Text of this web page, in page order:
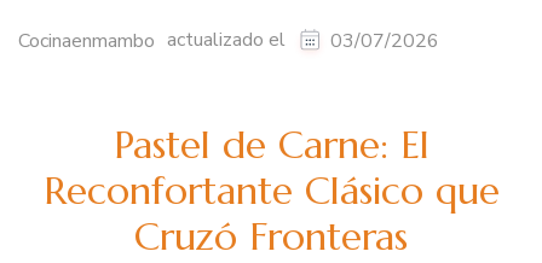
Cocinaenmambo actualizado el 03/07/2026
Pastel de Carne: El
Reconfortante Clásico que
Cruzó Fronteras